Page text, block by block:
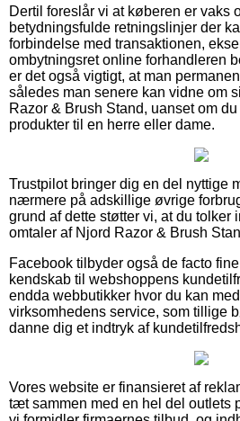
Dertil foreslår vi at køberen er vaks
betydningsfulde retningslinjer der
forbindelse med transaktionen,
ombytningsret online forhandleren
er det også vigtigt, at man
således man senere kan vidne om
Razor & Brush Stand, uanset om
produkter til en herre eller dame.
Trustpilot bringer dig en del nyttige
nærmere på adskillige øvrige
grund af dette støtter vi, at du tolker
omtaler af Njord Razor & Brush
Facebook tilbyder også de facto
kendskab til webshoppens
endda webbutikker hvor du kan
virksomhedens service, som tillige
danne dig et indtryk af
Vores website er finansieret af
tæt sammen med en hel del outlets